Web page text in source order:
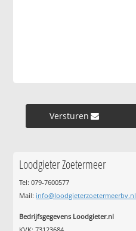
Versturen »
Loodgieter Zoetermeer
Tel: 079-7600577
Mail: info@loodgieterzoetermeerbv.nl
Bedrijfsgegevens Loodgieter.nl